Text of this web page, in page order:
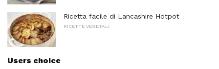
Ricetta facile di Lancashire Hotpot
RICETTE VEGETALI
Users choice